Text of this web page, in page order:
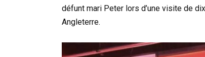
défunt mari Peter lors d’une visite de
Angleterre.